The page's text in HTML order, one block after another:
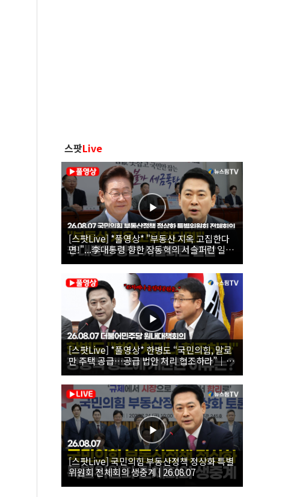
스팟Live
[스팟Live] *풀영상* "부동산 지옥 고집한다
면!"...李대통령 향한 장동혁의 서슬퍼런 일갈
| 26.08.07 국민의힘 부동산정책 정상화 특별
위원회 전체회의
[스팟Live] *풀영상* 한병도 “국민의힘, 말로
만 주택 공급…공급 법안 처리 협조하라”｜
26.08.07 더불어민주당 원내대책회의
[스팟Live] 국민의힘 부동산정책 정상화 특별
위원회 전체회의 생중계 | 26.08.07